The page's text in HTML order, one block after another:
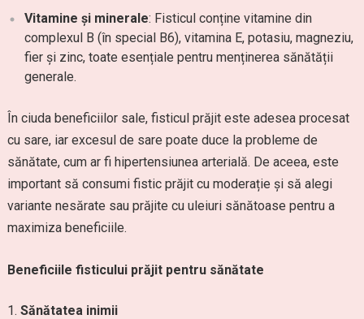
Vitamine și minerale: Fisticul conține vitamine din
complexul B (în special B6), vitamina E, potasiu, magneziu,
fier și zinc, toate esențiale pentru menținerea sănătății
generale.
În ciuda beneficiilor sale, fisticul prăjit este adesea procesat
cu sare, iar excesul de sare poate duce la probleme de
sănătate, cum ar fi hipertensiunea arterială. De aceea, este
important să consumi fistic prăjit cu moderație și să alegi
variante nesărate sau prăjite cu uleiuri sănătoase pentru a
maximiza beneficiile.
Beneficiile fisticului prăjit pentru sănătate
Sănătatea inimii